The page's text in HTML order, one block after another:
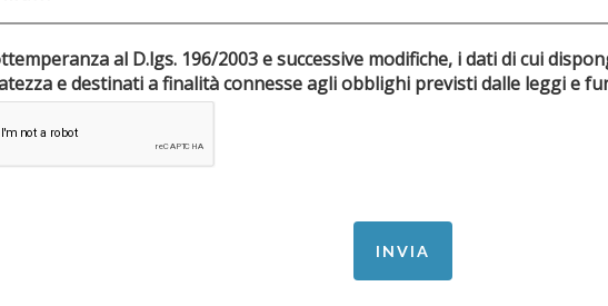
al D.lgs. 196/2003 e successive modifiche, i dati di cui
riservatezza e destinati a finalità connesse agli obblighi previsti dalle